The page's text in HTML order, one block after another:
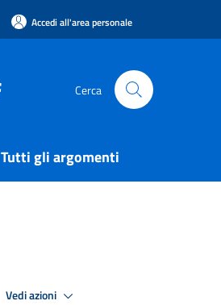
Accedi all'area personale
Cerca
Tutti gli argomenti
Vedi azioni